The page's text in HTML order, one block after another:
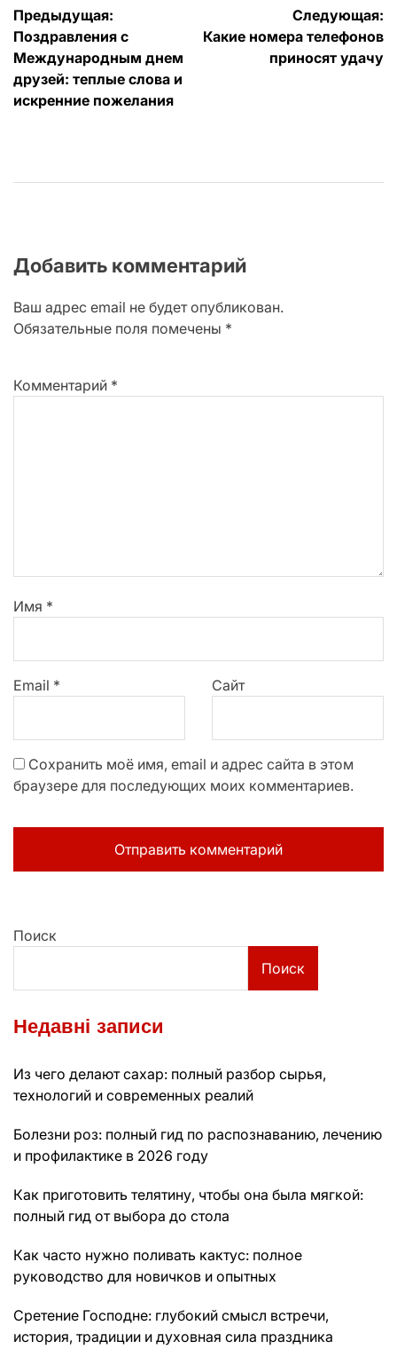
Навигация
по
записям
Предыдущая:
Поздравления с
Международным днем
друзей: теплые слова и
искренние пожелания
Следующая:
Какие номера телефонов
приносят удачу
Добавить комментарий
Ваш адрес email не будет опубликован.
Обязательные поля помечены *
Комментарий *
Имя *
Email * Сайт
Сохранить моё имя, email и адрес сайта в этом
браузере для последующих моих комментариев.
Поиск
Поиск
Недавні записи
Из чего делают сахар: полный разбор сырья,
технологий и современных реалий
Болезни роз: полный гид по распознаванию, лечению
и профилактике в 2026 году
Как приготовить телятину, чтобы она была мягкой:
полный гид от выбора до стола
Как часто нужно поливать кактус: полное
руководство для новичков и опытных
Сретение Господне: глубокий смысл встречи,
история, традиции и духовная сила праздника